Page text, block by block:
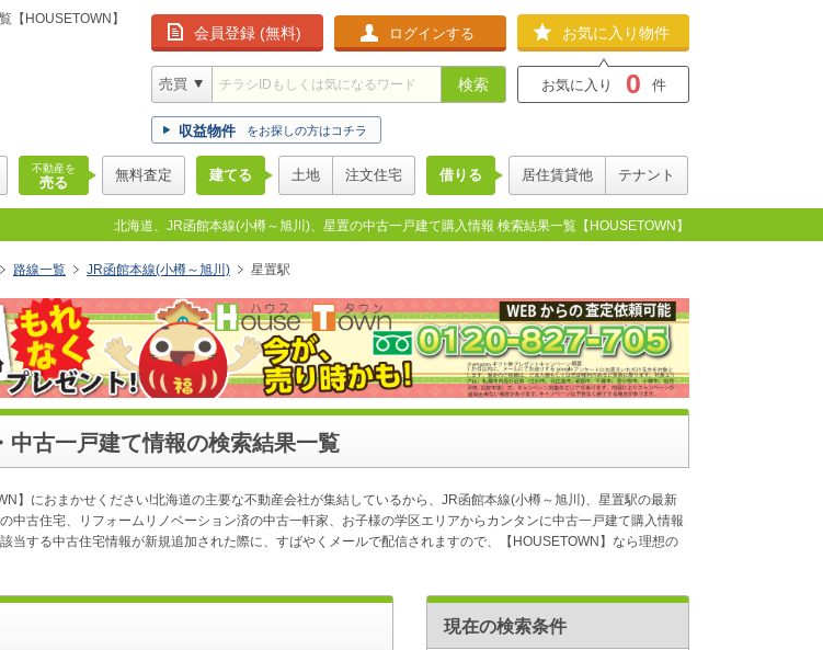
【HOUSETOWN】
会員登録 (無料) ログインする お気に入り物件
お気に入り 0 件
検索
収益物件 をお探しの方はコチラ
不動産を
売る 無料査定 建てる 土地 注文住宅 借りる 居住賃貸他 テナント
北海道、JR函館本線(小樽～旭川)、星置の中古一戸建て購入情報 検索結果一覧【HOUSETOWN】
路線一覧 JR函館本線(小樽～旭川) 星置駅
古一戸建て情報の検索結果一覧
】におまかせください!北海道の主要な不動産会社が集結しているから、JR函館本線(小樽～旭川)、星置駅の最新
古住宅、リフォームリノベーション済の中古一軒家、お子様の学区エリアからカンタンに中古一戸建て購入情報
する中古住宅情報が新規追加された際に、すばやくメールで配信されますので、【HOUSETOWN】なら理想の
現在の検索条件